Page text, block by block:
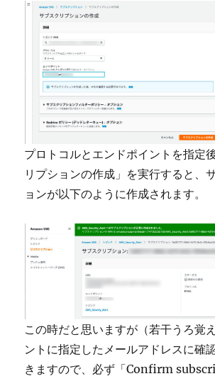
プロトコルとエンドポイントを指定
リプションの作成」を実行すると、
ョンが以下のように作成されます。
この時だと思いますが（若干うろ覚
ントに指定したメールアドレスに確
きますので、必ず「Confirm